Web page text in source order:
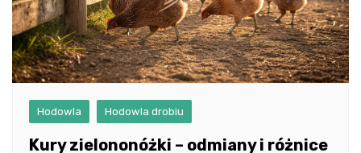
Hodowla Hodowla drobiu
Kury zielononóżki – odmiany i różnice